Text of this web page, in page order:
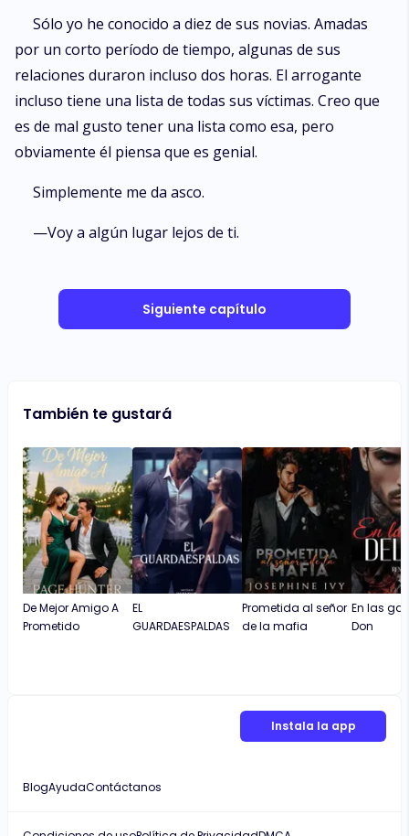
Sólo yo he conocido a diez de sus novias. Amadas
por un corto período de tiempo, algunas de sus
relaciones duraron incluso dos horas. El arrogante
incluso tiene una lista de todas sus víctimas. Creo que
es de mal gusto tener una lista como esa, pero
obviamente él piensa que es genial.
Simplemente me da asco.
—Voy a algún lugar lejos de ti.
Siguiente capítulo
También te gustará
De Mejor Amigo A
Prometido
EL
GUARDAESPALDAS
Prometida al señor
de la mafia
En las
Don
Instala la app
BlogAyudaContáctanos